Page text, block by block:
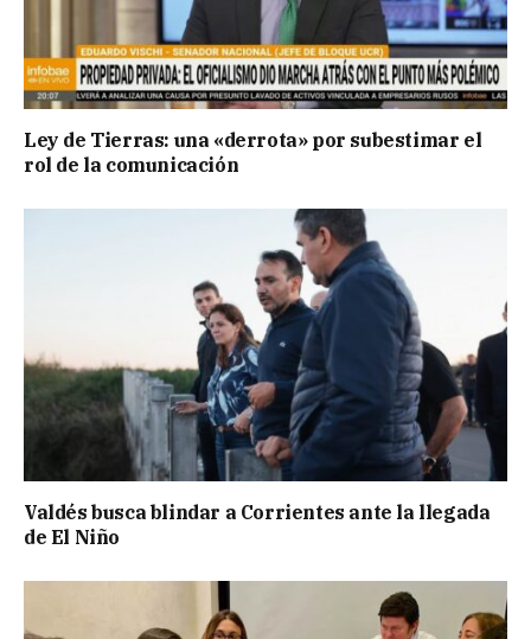
Ley de Tierras: una «derrota» por subestimar el
rol de la comunicación
Valdés busca blindar a Corrientes ante la llegada
de El Niño